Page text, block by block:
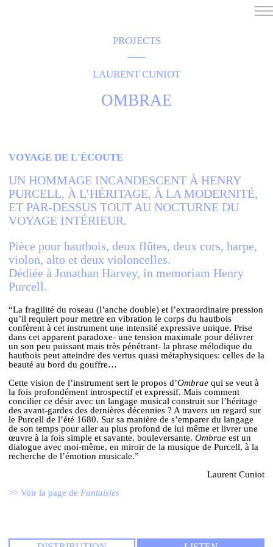
HOMEPAGE
THE RESIDENCY IN NANTERRE
CREATION RESIDENCY
ON TOUR
WHAT’S ON
ABOUT
TM+
TEAM+
PARTNERS AND SUPPORTERS
ENGLISH
NEWSLETTER
CONTACTS
AGENDA
PROJECTS
LAURENT CUNIOT
OMBRAE
VOYAGE DE L'ÉCOUTE
UN HOMMAGE INCANDESCENT À HENRY
PURCELL, À L’HÉRITAGE, À LA MODERNITÉ,
ET PAR-DESSUS TOUT AU NOCTURNE DU
VOYAGE INTÉRIEUR.
Pièce pour hautbois, deux flûtes, deux cors, harpe,
violon, alto et deux violoncelles.
Dédiée à Jonathan Harvey, in memoriam Henry
Purcell.
“La fragilité du roseau (l’anche double) et l’extraordinaire pression
qu’il requiert pour mettre en vibration le corps du hautbois
confèrent à cet instrument une intensité expressive unique. Prise
dans cet apparent paradoxe- une tension maximale pour délivrer
un son peu puissant mais très pénétrant- la phrase mélodique du
hautbois peut atteindre des vertus quasi métaphysiques: celles de la
beauté au bord du gouffre…
Cette vision de l’instrument sert le propos d’Ombrae qui se veut à
la fois profondément introspectif et expressif. Mais comment
concilier ce désir avec un langage musical construit sur l’héritage
des avant-gardes des dernières décennies ? A travers un regard sur
le Purcell de l’été 1680. Sur sa manière de s’emparer du langage
de son temps pour aller au plus profond de lui même et livrer une
œuvre à la fois simple et savante, bouleversante. Ombrae est un
dialogue avec moi-même, en miroir de la musique de Purcell, à la
recherche de l’émotion musicale.”
Laurent Cuniot
>> Voir la page de Fantaisies